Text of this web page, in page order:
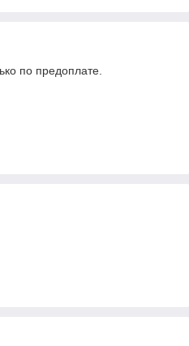
по предоплате.